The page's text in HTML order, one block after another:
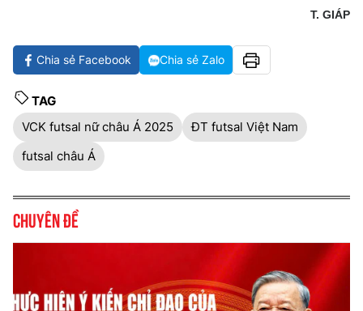
T. GIÁP
Chia sẻ Facebook Chia sẻ Zalo
TAG
VCK futsal nữ châu Á 2025
ĐT futsal Việt Nam
futsal châu Á
Chuyên đề